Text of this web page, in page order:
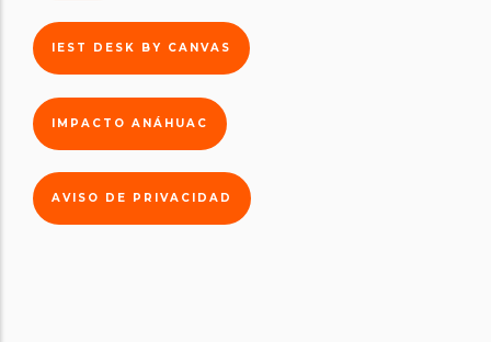
IEST DESK BY CANVAS
IMPACTO ANÁHUAC
AVISO DE PRIVACIDAD